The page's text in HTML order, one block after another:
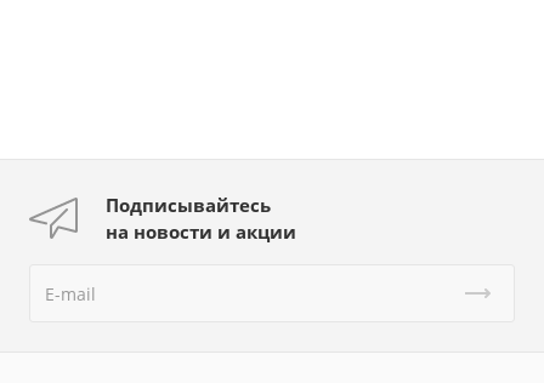
Подписывайтесь
на новости и акции